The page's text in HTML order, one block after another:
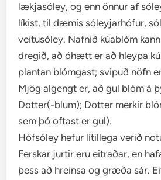
lækjasóley, og enn önnur af
líkist, til dæmis sóleyjarhófur,
veitusóley. Nafnið kúablóm
dregið, að óhætt er að hleypa
plantan blómgast; svipuð nöfn
Mjög algengt er, að gul blóm á
Dotter(-blum); Dotter merkir
sem þó oftast er gul).
Hófsóley hefur lítillega verið
Ferskar jurtir eru eitraðar, en
þess að hreinsa og græða sár.